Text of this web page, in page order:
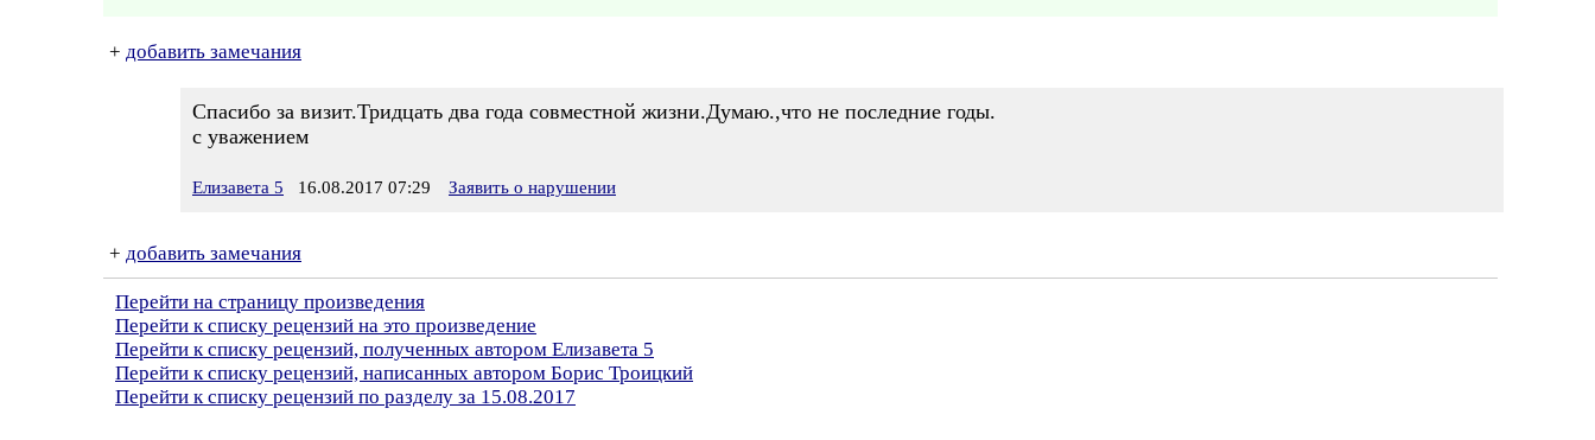
+ добавить замечания
Спасибо за визит.Тридцать два года совместной жизни.Думаю.,что не последние годы.
с уважением
Елизавета 5 16.08.2017 07:29 Заявить о нарушении
+ добавить замечания
Перейти на страницу произведения
Перейти к списку рецензий на это произведение
Перейти к списку рецензий, полученных автором Елизавета 5
Перейти к списку рецензий, написанных автором Борис Троицкий
Перейти к списку рецензий по разделу за 15.08.2017